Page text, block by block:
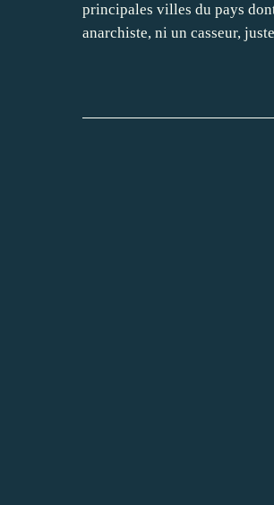
principales villes du pays
anarchiste, ni un casseur,